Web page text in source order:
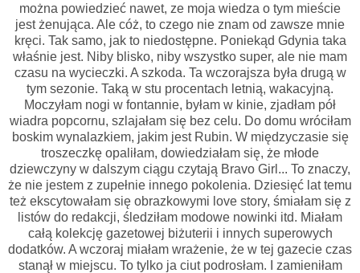
można powiedzieć nawet, ze moja wiedza o tym mieście
jest żenująca. Ale cóż, to czego nie znam od zawsze mnie
kręci. Tak samo, jak to niedostępne. Poniekąd Gdynia taka
właśnie jest. Niby blisko, niby wszystko super, ale nie mam
czasu na wycieczki. A szkoda. Ta wczorajsza była drugą w
tym sezonie. Taką w stu procentach letnią, wakacyjną.
Moczyłam nogi w fontannie, byłam w kinie, zjadłam pół
wiadra popcornu, szlajałam się bez celu. Do domu wróciłam
boskim wynalazkiem, jakim jest Rubin. W międzyczasie się
troszeczkę opaliłam, dowiedziałam się, że młode
dziewczyny w dalszym ciągu czytają Bravo Girl... To znaczy,
że nie jestem z zupełnie innego pokolenia. Dziesięć lat temu
też ekscytowałam się obrazkowymi love story, śmiałam się z
listów do redakcji, śledziłam modowe nowinki itd. Miałam
całą kolekcję gazetowej biżuterii i innych superowych
dodatków. A wczoraj miałam wrażenie, że w tej gazecie czas
stanął w miejscu. To tylko ja ciut podrosłam. I zamieniłam